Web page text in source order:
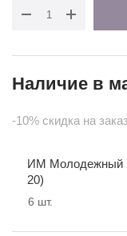
Наличие в
-10% скидка на
ИМ Молодежный
20)
6 шт.